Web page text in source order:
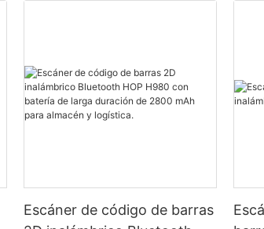
Escáner de código de barras